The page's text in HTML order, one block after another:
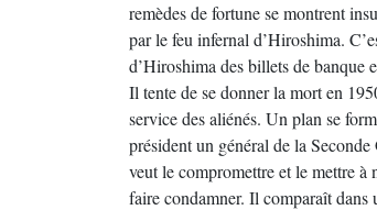
remèdes de fortune se montrent
par le feu infernal d’Hiroshima.
d’Hiroshima des billets de banque
Il tente de se donner la mort en
service des aliénés. Un plan se
président un général de la
veut le compromettre et le mettre
faire condamner. Il comparaît